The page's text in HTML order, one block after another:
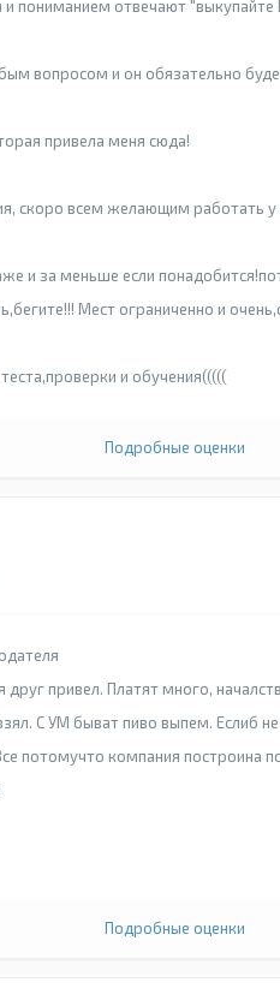
и пониманием отвечают
вопросом и он обязательно
привела меня сюда!
скоро всем желающим работать у
и за меньше если
Мест ограниченно и
и обучения(((((
Подробные оценки
привел. Платят много,
C УМ быват пиво выпем. Еслиб
потомучто компания построина
Подробные оценки